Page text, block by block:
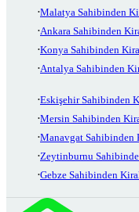
Malatya Sahibinden
Ankara Sahibinden
Konya Sahibinden
Antalya Sahibinden
Eskişehir Sahibinden
Mersin Sahibinden
Manavgat Sahibinden
Zeytinburnu
Gebze Sahibinden